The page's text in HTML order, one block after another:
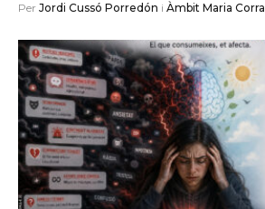
Per Jordi Cussó Porredón i Àmbit Maria Corral